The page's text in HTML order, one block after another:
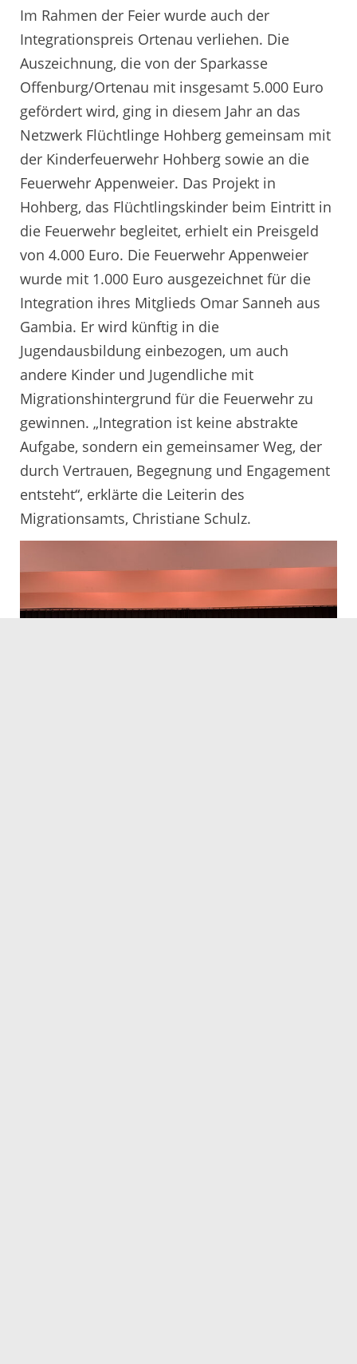
Im Rahmen der Feier wurde auch der
Integrationspreis Ortenau verliehen. Die
Auszeichnung, die von der Sparkasse
Offenburg/Ortenau mit insgesamt 5.000 Euro
gefördert wird, ging in diesem Jahr an das
Netzwerk Flüchtlinge Hohberg gemeinsam mit
der Kinderfeuerwehr Hohberg sowie an die
Feuerwehr Appenweier. Das Projekt in
Hohberg, das Flüchtlingskinder beim Eintritt in
die Feuerwehr begleitet, erhielt ein Preisgeld
von 4.000 Euro. Die Feuerwehr Appenweier
wurde mit 1.000 Euro ausgezeichnet für die
Integration ihres Mitglieds Omar Sanneh aus
Gambia. Er wird künftig in die
Jugendausbildung einbezogen, um auch
andere Kinder und Jugendliche mit
Migrationshintergrund für die Feuerwehr zu
gewinnen. „Integration ist keine abstrakte
Aufgabe, sondern ein gemeinsamer Weg, der
durch Vertrauen, Begegnung und Engagement
entsteht“, erklärte die Leiterin des
Migrationsamts, Christiane Schulz.